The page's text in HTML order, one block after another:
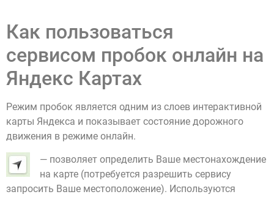
Как пользоваться
сервисом пробок онлайн на
Яндекс Картах
Режим пробок является одним из слоев интерактивной
карты Яндекса и показывает состояние дорожного
движения в режиме онлайн.
— позволяет определить Ваше местонахождение
на карте (потребуется разрешить сервису
запросить Ваше местоположение). Используются